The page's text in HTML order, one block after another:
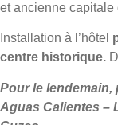
et ancienne capitale
Installation à l’hôtel
centre historique.
Pour le lendemain,
Aguas Calientes –